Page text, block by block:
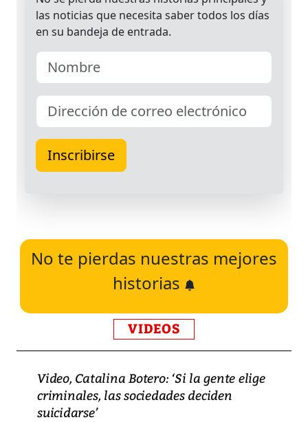
No te pierdas nuestras mejores
historias
VIDEOS
Video, Catalina Botero: ‘Si la gente elige
criminales, las sociedades deciden
suicidarse’